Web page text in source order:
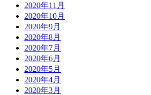
2020年11月
2020年10月
2020年9月
2020年8月
2020年7月
2020年6月
2020年5月
2020年4月
2020年3月